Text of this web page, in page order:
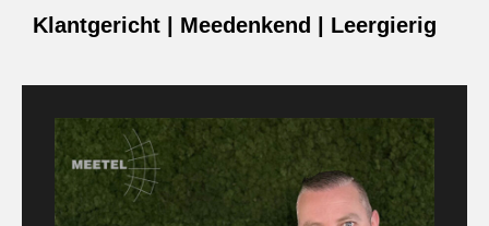
Klantgericht | Meedenkend | Leergierig